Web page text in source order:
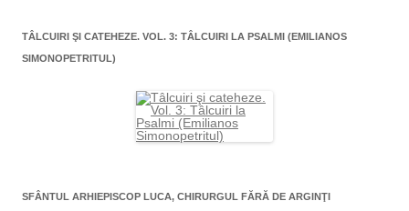
TÂLCUIRI ŞI CATEHEZE. VOL. 3: TÂLCUIRI LA PSALMI (EMILIANOS
SIMONOPETRITUL)
SFÂNTUL ARHIEPISCOP LUCA, CHIRURGUL FĂRĂ DE ARGINŢI